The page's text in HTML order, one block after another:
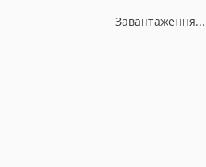
Завантаження...